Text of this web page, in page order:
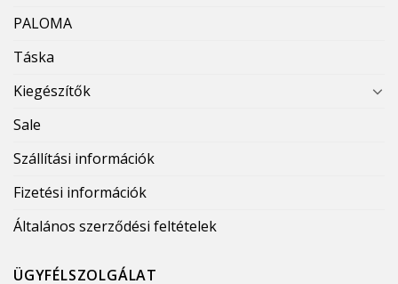
PALOMA
Táska
Kiegészítők
Sale
Szállítási információk
Fizetési információk
Általános szerződési feltételek
ÜGYFÉLSZOLGÁLAT